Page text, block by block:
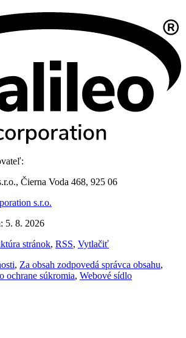
Čierna Voda 468, 925 06
s.r.o.
5. 8. 2026
stránok, RSS, Vytlačiť
, Za obsah zodpovedá správca obsahu,
ochrane súkromia, Webové sídlo